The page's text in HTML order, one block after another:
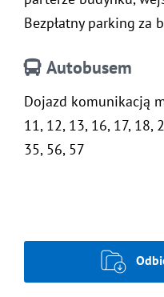
Bezpłatny parking za
Autobusem
Dojazd komunikacją
11, 12, 13, 16, 17, 18,
35, 56, 57